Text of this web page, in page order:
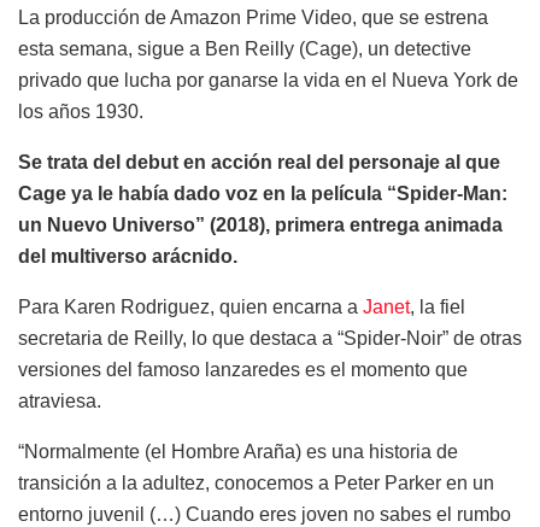
La producción de Amazon Prime Video, que se estrena
esta semana, sigue a Ben Reilly (Cage), un detective
privado que lucha por ganarse la vida en el Nueva York de
los años 1930.
Se trata del debut en acción real del personaje al que
Cage ya le había dado voz en la película “Spider‑Man:
un Nuevo Universo” (2018), primera entrega animada
del multiverso arácnido.
Para Karen Rodriguez, quien encarna a Janet, la fiel
secretaria de Reilly, lo que destaca a “Spider-Noir” de otras
versiones del famoso lanzaredes es el momento que
atraviesa.
“Normalmente (el Hombre Araña) es una historia de
transición a la adultez, conocemos a Peter Parker en un
entorno juvenil (…) Cuando eres joven no sabes el rumbo